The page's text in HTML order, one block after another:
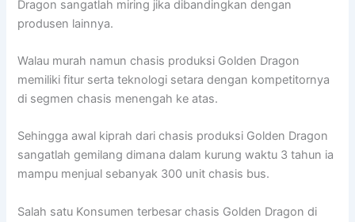
Dragon sangatlah miring jika dibandingkan dengan
produsen lainnya.
Walau murah namun chasis produksi Golden Dragon
memiliki fitur serta teknologi setara dengan kompetitornya
di segmen chasis menengah ke atas.
Sehingga awal kiprah dari chasis produksi Golden Dragon
sangatlah gemilang dimana dalam kurung waktu 3 tahun ia
mampu menjual sebanyak 300 unit chasis bus.
Salah satu Konsumen terbesar chasis Golden Dragon di